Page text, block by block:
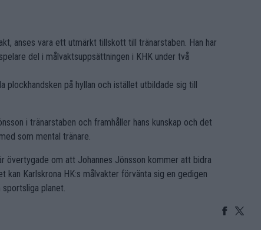
anses vara ett utmärkt tillskott till tränarstaben. Han har
del i målvaktsuppsättningen i KHK under två
plockhandsken på hyllan och istället utbildade sig till
i tränarstaben och framhåller hans kunskap och det
som mental tränare.
övertygade om att Johannes Jönsson kommer att bidra
Karlskrona HK:s målvakter förvänta sig en gedigen
planet.